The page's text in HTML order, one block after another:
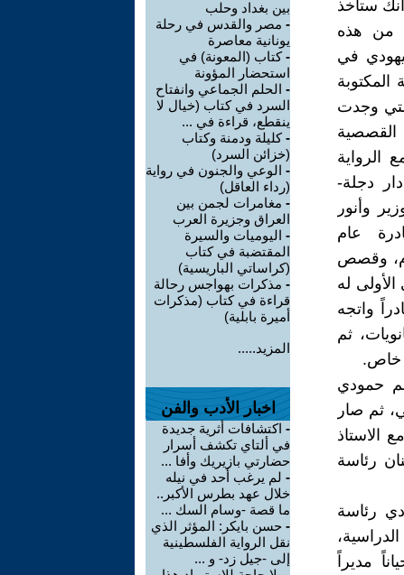
ستأخذ
من هذه
في
وجدت
القصصية
الرواية
دجلة-
وأنور
عام
الاقاصيص) لصلاح الدين الناهي الصادرة عام 1952م، وقصص
حمودي الأولى له
واتجه
ثم
خاص.
حمودي
ثم صار
الاستاذ
رئاسة
رئاسة
مديراً
بين بغداد وحلب
- مصر والقدس في رحلة
يونانية معاصرة
-كتاب (المعونة) في
استحضار المؤونة
- الحلم الجماعي وانفتاح
السرد في كتاب (خيال لا
ينقطع، قراءة في ...
-كليلة ودمنة وكتاب
(خزائن السرد)
- الوعي والجنون في رواية
(رداء العاقل)
- مغامرات لجمن بين
العراق وجزيرة العرب
- اليوميات والسيرة
المقتضبة في كتاب
(كراساتي الباريسية)
- مذكرات بهواجس رحالة
قراءة في كتاب (مذكرات
أميرة بابلية)
المزيد.....
اخبار الأدب والفن
- اكتشافات أثرية جديدة
في ألتاي تكشف أسرار
حضارتي بازيريك وأفا ...
- لم يرغب أحد في نيله
خلال عهد بطرس الأكبر..
ما قصة -وسام السك ...
- حسن بايكر: المؤثر الذي
نقل الرواية الفلسطينية
إلى -جيل زد- و ...